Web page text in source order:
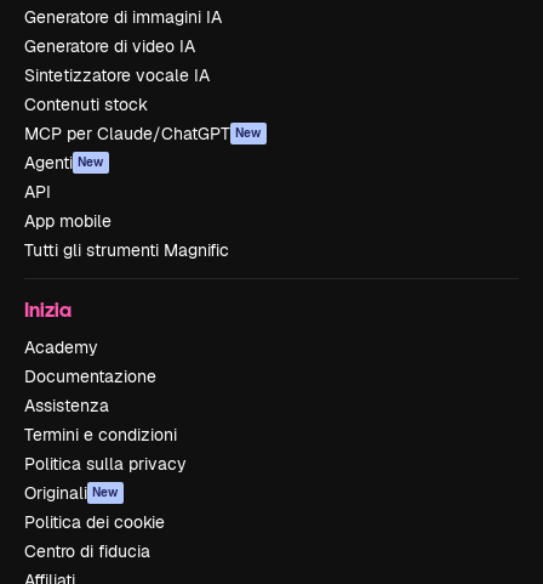
Generatore di immagini IA
Generatore di video IA
Sintetizzatore vocale IA
Contenuti stock
MCP per Claude/ChatGPT New
Agenti New
API
App mobile
Tutti gli strumenti Magnific
Inizia
Academy
Documentazione
Assistenza
Termini e condizioni
Politica sulla privacy
Originali New
Politica dei cookie
Centro di fiducia